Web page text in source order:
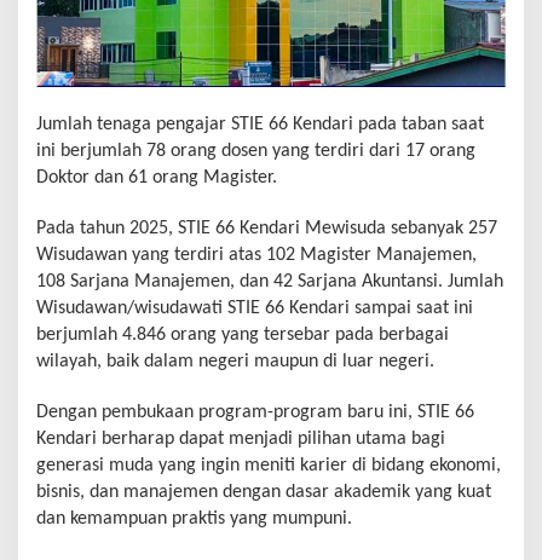
Jumlah tenaga pengajar STIE 66 Kendari pada taban saat
ini berjumlah 78 orang dosen yang terdiri dari 17 orang
Doktor dan 61 orang Magister.
Pada tahun 2025, STIE 66 Kendari Mewisuda sebanyak 257
Wisudawan yang terdiri atas 102 Magister Manajemen,
108 Sarjana Manajemen, dan 42 Sarjana Akuntansi. Jumlah
Wisudawan/wisudawati STIE 66 Kendari sampai saat ini
berjumlah 4.846 orang yang tersebar pada berbagai
wilayah, baik dalam negeri maupun di luar negeri.
Dengan pembukaan program-program baru ini, STIE 66
Kendari berharap dapat menjadi pilihan utama bagi
generasi muda yang ingin meniti karier di bidang ekonomi,
bisnis, dan manajemen dengan dasar akademik yang kuat
dan kemampuan praktis yang mumpuni.